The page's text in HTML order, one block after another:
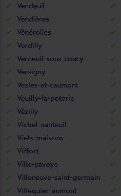
Vendeuil
Vendières
Vénérolles
Verdilly
Verneuil-sous-coucy
Versigny
Vesles-et-caumont
Veuilly-la-poterie
Vézilly
Vichel-nanteuil
Viels-maisons
Viffort
Ville-savoye
Villeneuve-saint-germain
Villequier-aumont